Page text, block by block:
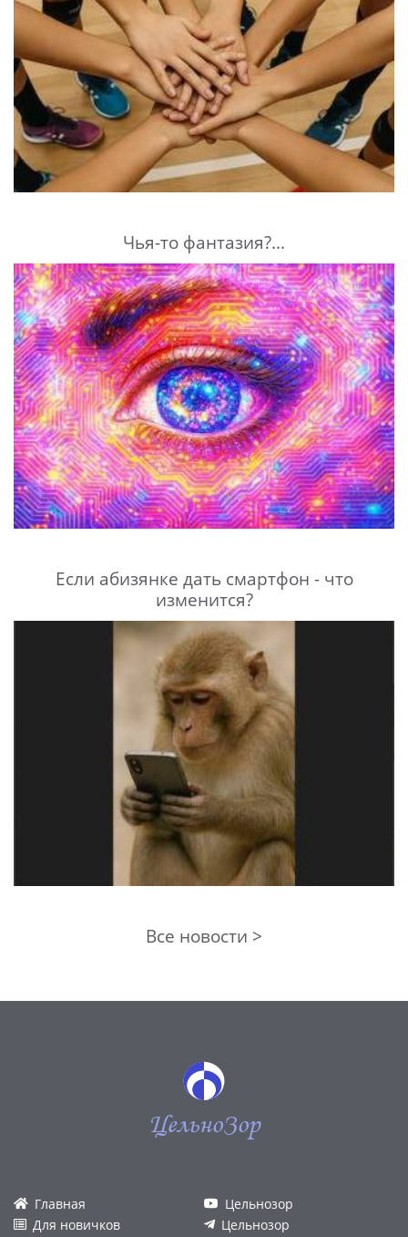
Чья-то фантазия?...
Если абизянке дать смартфон - что
изменится?
Все новости >
ЦельноЗор
Главная
Для новичков
Цельнозор
Цельнозор